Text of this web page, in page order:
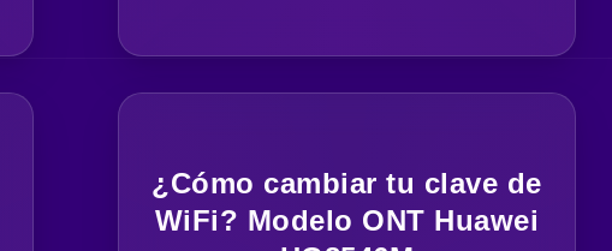
¿Cómo cambiar tu clave de
WiFi? Modelo ONT Huawei